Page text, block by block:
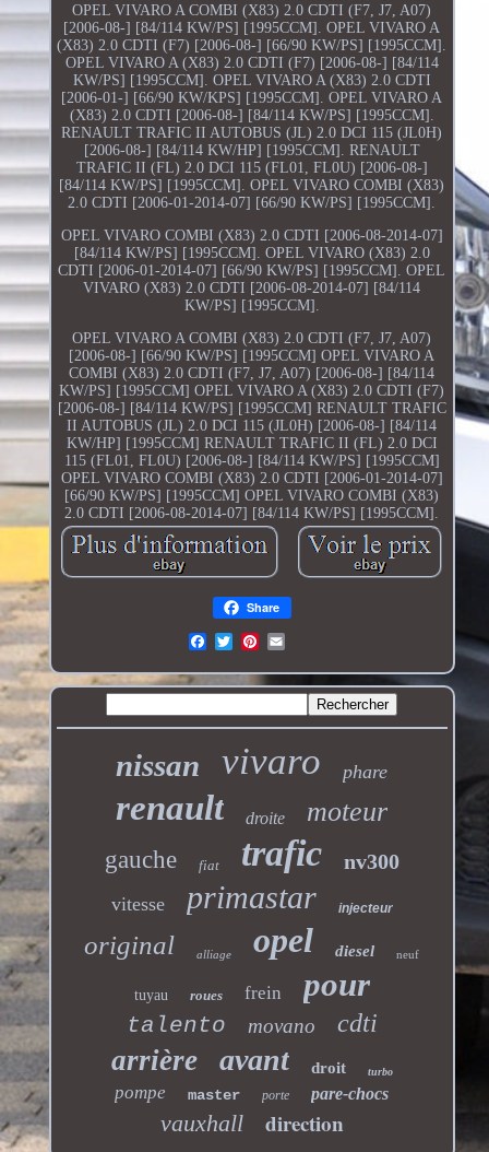
OPEL VIVARO A COMBI (X83) 2.0 CDTI (F7, J7, A07)
[2006-08-] [84/114 KW/PS] [1995CCM]. OPEL VIVARO A
(X83) 2.0 CDTI (F7) [2006-08-] [66/90 KW/PS] [1995CCM].
OPEL VIVARO A (X83) 2.0 CDTI (F7) [2006-08-] [84/114
KW/PS] [1995CCM]. OPEL VIVARO A (X83) 2.0 CDTI
[2006-01-] [66/90 KW/KPS] [1995CCM]. OPEL VIVARO A
(X83) 2.0 CDTI [2006-08-] [84/114 KW/PS] [1995CCM].
RENAULT TRAFIC II AUTOBUS (JL) 2.0 DCI 115 (JL0H)
[2006-08-] [84/114 KW/HP] [1995CCM]. RENAULT
TRAFIC II (FL) 2.0 DCI 115 (FL01, FL0U) [2006-08-]
[84/114 KW/PS] [1995CCM]. OPEL VIVARO COMBI (X83)
2.0 CDTI [2006-01-2014-07] [66/90 KW/PS] [1995CCM].
OPEL VIVARO COMBI (X83) 2.0 CDTI [2006-08-2014-07]
[84/114 KW/PS] [1995CCM]. OPEL VIVARO (X83) 2.0
CDTI [2006-01-2014-07] [66/90 KW/PS] [1995CCM]. OPEL
VIVARO (X83) 2.0 CDTI [2006-08-2014-07] [84/114
KW/PS] [1995CCM].
OPEL VIVARO A COMBI (X83) 2.0 CDTI (F7, J7, A07)
[2006-08-] [66/90 KW/PS] [1995CCM] OPEL VIVARO A
COMBI (X83) 2.0 CDTI (F7, J7, A07) [2006-08-] [84/114
KW/PS] [1995CCM] OPEL VIVARO A (X83) 2.0 CDTI (F7)
[2006-08-] [84/114 KW/PS] [1995CCM] RENAULT TRAFIC
II AUTOBUS (JL) 2.0 DCI 115 (JL0H) [2006-08-] [84/114
KW/HP] [1995CCM] RENAULT TRAFIC II (FL) 2.0 DCI
115 (FL01, FL0U) [2006-08-] [84/114 KW/PS] [1995CCM]
OPEL VIVARO COMBI (X83) 2.0 CDTI [2006-01-2014-07]
[66/90 KW/PS] [1995CCM] OPEL VIVARO COMBI (X83)
2.0 CDTI [2006-08-2014-07] [84/114 KW/PS] [1995CCM].
Share
nissan vivaro phare
renault droite moteur
gauche fiat trafic nv300
vitesse primastar injecteur
original alliage opel diesel neuf
tuyau roues frein pour
talento movano cdti
arrière avant droit turbo
pompe master porte pare-chocs
vauxhall direction